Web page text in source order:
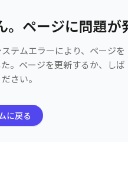
。ページに問題が
テムエラーにより、ページを
。ページを更新するか、しば
さい。
に戻る